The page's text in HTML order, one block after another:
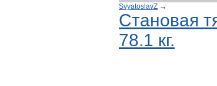
SvyatoslavZ →
Становая
78.1 кг.